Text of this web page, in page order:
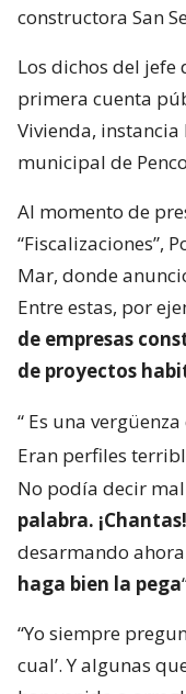
constructora San
Los dichos del jefe
primera cuenta
Vivienda,
municipal de
Al momento de
“Fiscalizaciones”,
Mar, donde
Entre estas, por
de empresas
de proyectos
“ Es una
Eran perfiles
No podía decir mal
palabra. ¡Chantas!
desarmando
haga bien la pega
“Yo siempre
cual’. Y algunas